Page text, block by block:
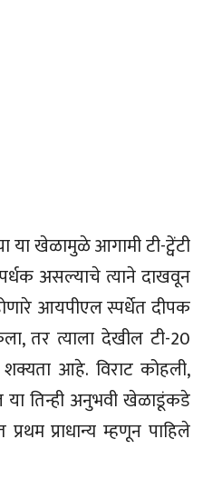
या खेळामुळे आगामी टी-ट्वेंटी
असल्याचे त्याने दाखवून
आयपीएल स्पर्धेत दीपक
तर त्याला देखील टी-20
आहे. विराट कोहली,
या तिन्ही अनुभवी खेळाडूंकडे
प्रथम प्राधान्य म्हणून पाहिले